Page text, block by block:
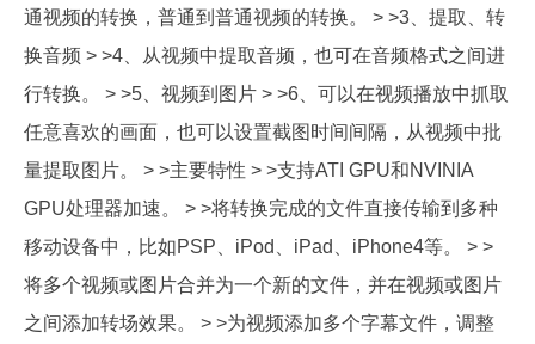
通视频的转换，普通到普通视频的转换。 > >3、提取、转
换音频 > >4、从视频中提取音频，也可在音频格式之间进
行转换。 > >5、视频到图片 > >6、可以在视频播放中抓取
任意喜欢的画面，也可以设置截图时间间隔，从视频中批
量提取图片。 > >主要特性 > >支持ATI GPU和NVINIA
GPU处理器加速。 > >将转换完成的文件直接传输到多种
移动设备中，比如PSP、iPod、iPad、iPhone4等。 > >
将多个视频或图片合并为一个新的文件，并在视频或图片
之间添加转场效果。 > >为视频添加多个字幕文件，调整